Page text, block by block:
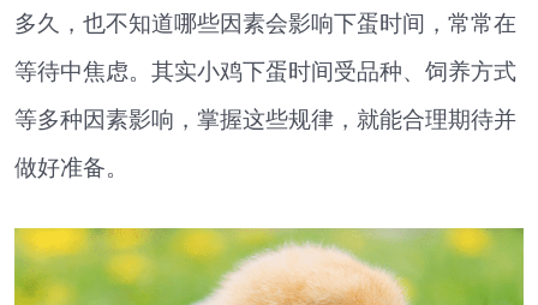
多久，也不知道哪些因素会影响下蛋时间，常常在
等待中焦虑。其实小鸡下蛋时间受品种、饲养方式
等多种因素影响，掌握这些规律，就能合理期待并
做好准备。